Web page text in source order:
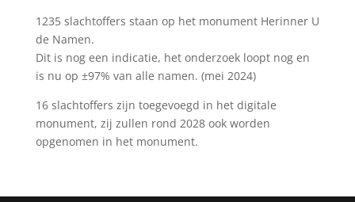
1235 slachtoffers staan op het monument Herinner U
de Namen.
Dit is nog een indicatie, het onderzoek loopt nog en
is nu op ±97% van alle namen. (mei 2024)
16 slachtoffers zijn toegevoegd in het digitale
monument, zij zullen rond 2028 ook worden
opgenomen in het monument.